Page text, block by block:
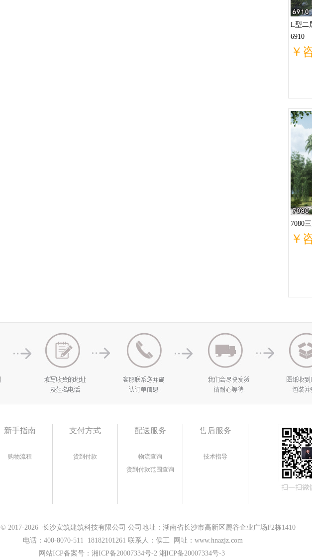
L型二
6910
￥
7080
￥
新手指南
购物流程
支付方式
货到付款
配送服务
物流查询
货到付款范围查询
售后服务
技术指导
© 2017-2026 长沙安筑建筑科技有限公司 公司地址：湖南省长沙市高新区麓谷企业广场F2栋1410
电话：400-8070-511 18182101261 联系人：侯工 网址：www.hnazjz.com
网站ICP备案号： 湘ICP备20007334号-2 湘ICP备20007334号-3